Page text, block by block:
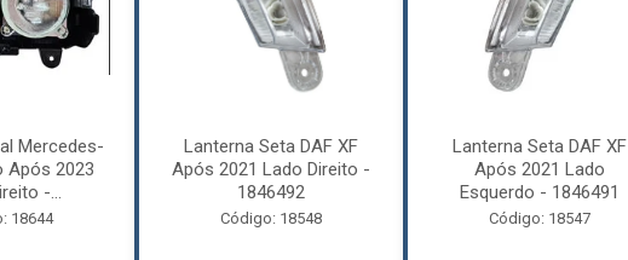
Mercedes-
Após 2023
-...
18644
Lanterna Seta DAF XF
Após 2021 Lado Direito -
1846492
Código: 18548
Lanterna Seta DAF XF
Após 2021 Lado
Esquerdo - 1846491
Código: 18547